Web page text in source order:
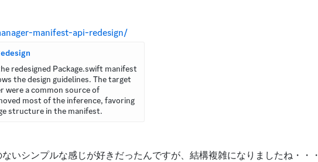
manifest-api-redesign/
redesigned Package.swift manifest
the design guidelines. The target
were a common source of
most of the inference, favoring
structure in the manifest.
いシンプルな感じが好きだったんですが、結構複雑になりましたね・・・